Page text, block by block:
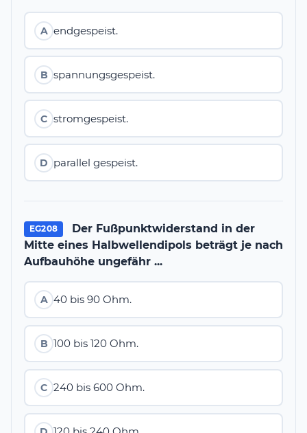
A endgespeist.
B spannungsgespeist.
C stromgespeist.
D parallel gespeist.
EG208
Der Fußpunktwiderstand in der
Mitte eines Halbwellendipols beträgt je nach
Aufbauhöhe ungefähr ...
A 40 bis 90 Ohm.
B 100 bis 120 Ohm.
C 240 bis 600 Ohm.